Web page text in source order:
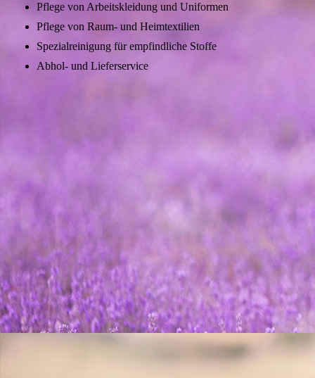
Pflege von Arbeitskleidung und Uniformen
Pflege von Raum- und Heimtextilien
Spezialreinigung für empfindliche Stoffe
Abhol- und Lieferservice